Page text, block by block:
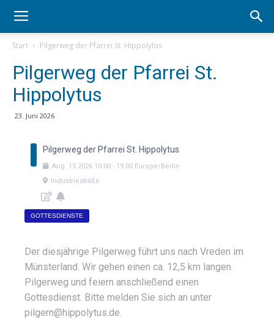
Start Pilgerweg der Pfarrei St. Hippolytus
Pilgerweg der Pfarrei St.
Hippolytus
23. Juni 2026
Pilgerweg der Pfarrei St. Hippolytus
Aug. 15 2026 10:00 - 19:00 Europe/Berlin
Industriestraße
GOTTESDIENSTE
Der diesjährige Pilgerweg führt uns nach Vreden im
Münsterland. Wir gehen einen ca. 12,5 km langen
Pilgerweg und feiern anschließend einen
Gottesdienst. Bitte melden Sie sich an unter
pilgern@hippolytus.de.